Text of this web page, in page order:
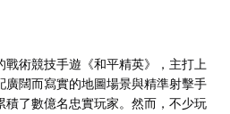
戰術競技手遊《和平精英》，主打上
廣闊而寫實的地圖場景與精準射擊手
積了數億名忠實玩家。然而，不少玩